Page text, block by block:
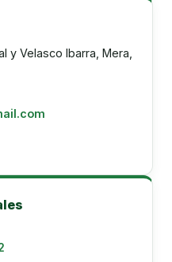
y Velasco Ibarra, Mera,